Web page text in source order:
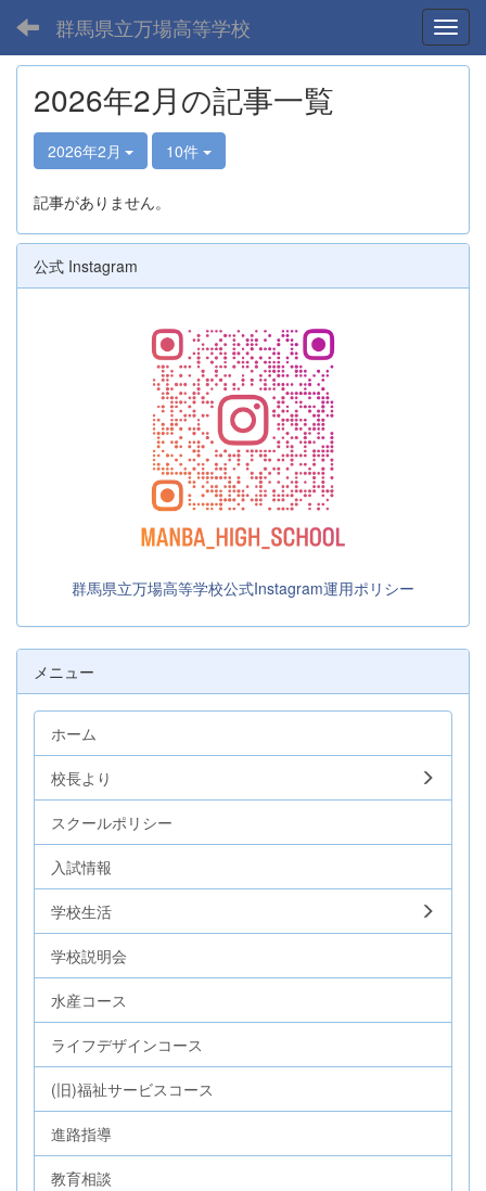
群馬県立万場高等学校
2026年2月の記事一覧
2026年2月 10件
記事がありません。
公式 Instagram
群馬県立万場高等学校公式Instagram運用ポリシー
メニュー
ホーム
校長より
スクールポリシー
入試情報
学校生活
学校説明会
水産コース
ライフデザインコース
(旧)福祉サービスコース
進路指導
教育相談